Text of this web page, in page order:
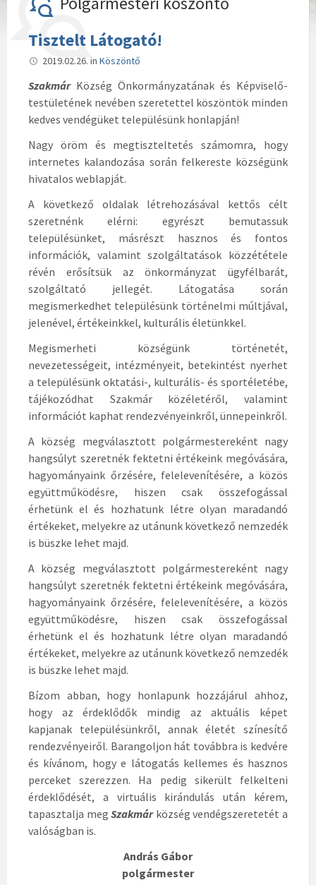
Tisztelt Látogató!
2019.02.26. in Köszöntő
Szakmár Község Önkormányzatának és Képviselő-
testületének nevében szeretettel köszöntök minden
kedves vendégüket településünk honlapján!
Nagy öröm és megtiszteltetés számomra, hogy
internetes kalandozása során felkereste községünk
hivatalos weblapját.
A következő oldalak létrehozásával kettős célt
szeretnénk elérni: egyrészt bemutassuk
településünket, másrészt hasznos és fontos
információk, valamint szolgáltatások közzététele
révén erősítsük az önkormányzat ügyfélbarát,
szolgáltató jellegét. Látogatása során
megismerkedhet településünk történelmi múltjával,
jelenével, értékeinkkel, kulturális életünkkel.
Megismerheti községünk történetét,
nevezetességeit, intézményeit, betekintést nyerhet
a településünk oktatási-, kulturális- és sportéletébe,
tájékozódhat Szakmár közéletéről, valamint
információt kaphat rendezvényeinkről, ünnepeinkről.
A község megválasztott polgármestereként nagy
hangsúlyt szeretnék fektetni értékeink megóvására,
hagyományaink őrzésére, felelevenítésére, a közös
együttműködésre, hiszen csak összefogással
érhetünk el és hozhatunk létre olyan maradandó
értékeket, melyekre az utánunk következő nemzedék
is büszke lehet majd.
A község megválasztott polgármestereként nagy
hangsúlyt szeretnék fektetni értékeink megóvására,
hagyományaink őrzésére, felelevenítésére, a közös
együttműködésre, hiszen csak összefogással
érhetünk el és hozhatunk létre olyan maradandó
értékeket, melyekre az utánunk következő nemzedék
is büszke lehet majd.
Bízom abban, hogy honlapunk hozzájárul ahhoz,
hogy az érdeklődők mindig az aktuális képet
kapjanak településünkről, annak életét színesítő
rendezvényeiről. Barangoljon hát továbbra is kedvére
és kívánom, hogy e látogatás kellemes és hasznos
perceket szerezzen. Ha pedig sikerült felkelteni
érdeklődését, a virtuális kirándulás után kérem,
tapasztalja megSzakmár község vendégszeretetét a
valóságban is.
András Gábor
polgármester